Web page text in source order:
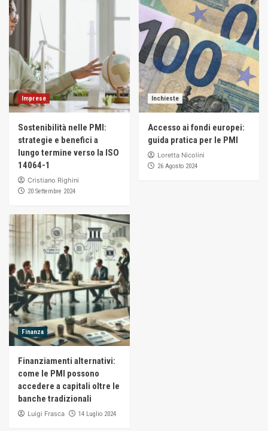
Imprese
Sostenibilità nelle PMI:
strategie e benefici a
lungo termine verso la ISO
14064-1
Cristiano Righini
20 Settembre 2024
Inchieste
Accesso ai fondi europei:
guida pratica per le PMI
Loretta Nicolini
26 Agosto 2024
Finanza
Finanziamenti alternativi:
come le PMI possono
accedere a capitali oltre le
banche tradizionali
Luigi Frasca 14 Luglio 2024